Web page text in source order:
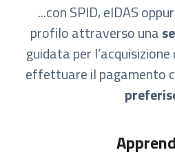
...con SPID, eIDAS
profilo attraverso una
guidata per
effettuare il pagamento